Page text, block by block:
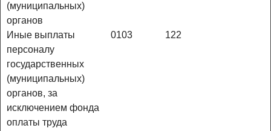
(муниципальных)
органов
Иные выплаты
персоналу
государственных
(муниципальных)
органов, за
исключением фонда
оплаты труда
0103 122